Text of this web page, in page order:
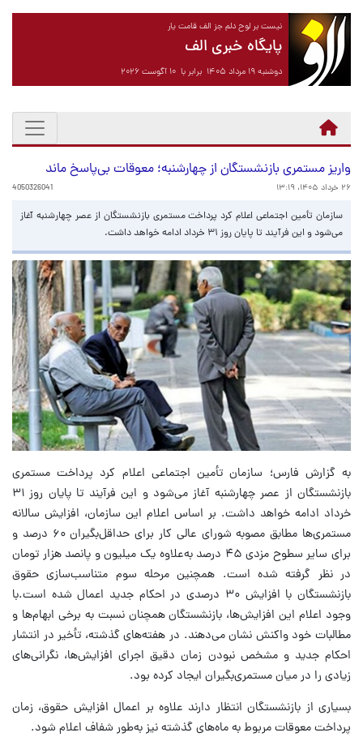
نیست بر لوح دلم جز الف قامت یار
پایگاه خبری الف
دوشنبه ۱۹ مرداد ۱۴۰۵ برابر با ۱۰ آگوست ۲۰۲۶
واریز مستمری بازنشستگان از چهارشنبه؛ معوقات بی‌پاسخ ماند
۲۶ خرداد ۱۴۰۵، ۱۳:۱۹ 4050326041
سازمان تأمین اجتماعی اعلام کرد پرداخت مستمری بازنشستگان از عصر چهارشنبه آغاز
می‌شود و این فرآیند تا پایان روز ۳۱ خرداد ادامه خواهد داشت.
به گزارش فارس؛ سازمان تأمین اجتماعی اعلام کرد پرداخت مستمری
بازنشستگان از عصر چهارشنبه آغاز می‌شود و این فرآیند تا پایان روز ۳۱
خرداد ادامه خواهد داشت. بر اساس اعلام این سازمان، افزایش سالانه
مستمری‌ها مطابق مصوبه شورای عالی کار برای حداقل‌بگیران ۶۰ درصد و
برای سایر سطوح مزدی ۴۵ درصد به‌علاوه یک میلیون و پانصد هزار تومان
در نظر گرفته شده است. همچنین مرحله سوم متناسب‌سازی حقوق
بازنشستگان با افزایش ۳۰ درصدی در احکام جدید اعمال شده است.با
وجود اعلام این افزایش‌ها، بازنشستگان همچنان نسبت به برخی ابهام‌ها و
مطالبات خود واکنش نشان می‌دهند. در هفته‌های گذشته، تأخیر در انتشار
احکام جدید و مشخص نبودن زمان دقیق اجرای افزایش‌ها، نگرانی‌های
زیادی را در میان مستمری‌بگیران ایجاد کرده بود.
بسیاری از بازنشستگان انتظار دارند علاوه بر اعمال افزایش حقوق، زمان
پرداخت معوقات مربوط به ماه‌های گذشته نیز به‌طور شفاف اعلام شود.